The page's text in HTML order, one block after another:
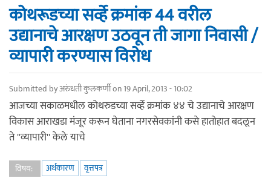
कोथरूडच्या सर्व्हे क्रमांक 44 वरील
उद्यानाचे आरक्षण उठवून ती जागा निवासी /
व्यापारी करण्यास विरोध
Submitted byअरुंधती कुलकर्णीon 19 April, 2013 - 10:02
आजच्या सकाळमधील कोथरुडच्या सर्व्हे क्रमांक ४४ चे उद्यानाचे आरक्षण
विकास आराखडा मंजूर करून घेताना नगरसेवकांनी कसे हातोहात बदलून
ते ''व्यापारी'' केले याचे
विषय: अर्थकारण
वृत्तपत्र